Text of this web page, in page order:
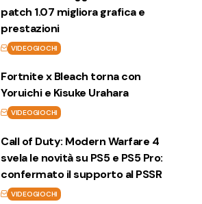
patch 1.07 migliora grafica e
prestazioni
VIDEOGIOCHI
Fortnite x Bleach torna con
Yoruichi e Kisuke Urahara
VIDEOGIOCHI
Call of Duty: Modern Warfare 4
svela le novità su PS5 e PS5 Pro:
confermato il supporto al PSSR
VIDEOGIOCHI